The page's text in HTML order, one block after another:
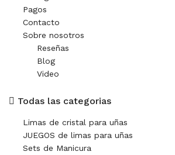
Pagos
Contacto
Sobre nosotros
Reseñas
Blog
Video
Todas las categorias
Limas de cristal para uñas
JUEGOS de limas para uñas
Sets de Manicura